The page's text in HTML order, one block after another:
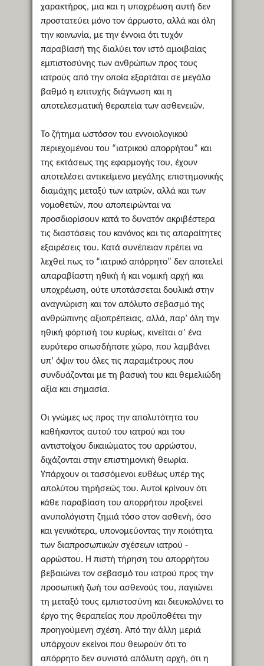
χαρακτήρος, μια και η υποχρέωση αυτή δεν
προστατεύει μόνο τον άρρωστο, αλλά και όλη
την κοινωνία, με την έννοια ότι τυχόν
παραβίασή της διαλύει τον ιστό αμοιβαίας
εμπιστοσύνης των ανθρώπων προς τους
ιατρούς από την οποία εξαρτάται σε μεγάλο
βαθμό η επιτυχής διάγνωση και η
αποτελεσματική θεραπεία των ασθενειών.
Το ζήτημα ωστόσον του εννοιολογικού
περιεχομένου του “ιατρικού απορρήτου” και
της εκτάσεως της εφαρμογής του, έχουν
αποτελέσει αντικείμενο μεγάλης επιστημονικής
διαμάχης μεταξύ των ιατρών, αλλά και των
νομοθετών, που αποπειρώνται να
προσδιορίσουν κατά το δυνατόν ακριβέστερα
τις διαστάσεις του κανόνος και τις απαραίτητες
εξαιρέσεις του. Κατά συνέπειαν πρέπει να
λεχθεί πως το “ιατρικό απόρρητο” δεν αποτελεί
απαραβίαστη ηθική ή και νομική αρχή και
υποχρέωση, ούτε υποτάσσεται δουλικά στην
αναγνώριση και τον απόλυτο σεβασμό της
ανθρώπινης αξιοπρέπειας, αλλά, παρ’ όλη την
ηθική φόρτισή του κυρίως, κινείται σ’ ένα
ευρύτερο οπωσδήποτε χώρο, που λαμβάνει
υπ’ όψιν του όλες τις παραμέτρους που
συνδυάζονται με τη βασική του και θεμελιώδη
αξία και σημασία.
Οι γνώμες ως προς την απολυτότητα του
καθήκοντος αυτού του ιατρού και του
αντιστοίχου δικαιώματος του αρρώστου,
διχάζονται στην επιστημονική θεωρία.
Υπάρχουν οι τασσόμενοι ευθέως υπέρ της
απολύτου τηρήσεώς του. Αυτοί κρίνουν ότι
κάθε παραβίαση του απορρήτου προξενεί
ανυπολόγιστη ζημιά τόσο στον ασθενή, όσο
και γενικότερα, υπονομεύοντας την ποιότητα
των διαπροσωπικών σχέσεων ιατρού -
αρρώστου. Η πιστή τήρηση του απορρήτου
βεβαιώνει τον σεβασμό του ιατρού προς την
προσωπική ζωή του ασθενούς του, παγιώνει
τη μεταξύ τους εμπιστοσύνη και διευκολύνει το
έργο της θεραπείας που προϋποθέτει την
προηγούμενη σχέση. Από την άλλη μεριά
υπάρχουν εκείνοι που θεωρούν ότι το
απόρρητο δεν συνιστά απόλυτη αρχή, ότι η